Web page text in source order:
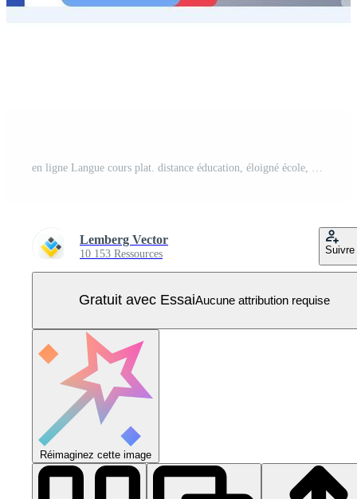
Lemberg Vector
10 153 Ressources Suivre
Gratuit avec EssaiAucune attribution requise
Réimaginez cette image